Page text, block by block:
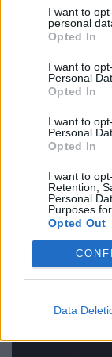
I want to
personal
Opted In
I want to
Personal
Opted In
I want to
Personal
Opted In
I want to
Retention,
Personal
Purposes
Opted Out
Data
Le
Dès la fin du
Bohu, sur le
direction Le
à La Fabrik, le